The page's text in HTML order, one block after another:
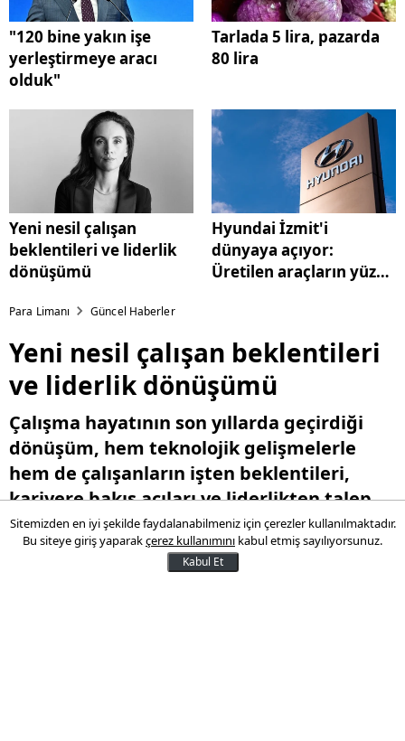
"120 bine yakın işe
yerleştirmeye aracı
olduk"
Tarlada 5 lira, pazarda
80 lira
Yeni nesil çalışan
beklentileri ve liderlik
dönüşümü
Hyundai İzmit'i
dünyaya açıyor:
Üretilen araçların yüzde
Para Limanı Güncel Haberler
Yeni nesil çalışan beklentileri
ve liderlik dönüşümü
Çalışma hayatının son yıllarda geçirdiği
dönüşüm, hem teknolojik gelişmelerle
hem de çalışanların işten beklentileri,
kariyere bakış açıları ve liderlikten talep
ettikleri yaklaşım da köklü biçimde
değişiyor.
Sitemizden en iyi şekilde faydalanabilmeniz için çerezler kullanılmaktadır.
Bu siteye giriş yaparakçerez kullanımını kabul etmiş sayılıyorsunuz.
Kabul Et